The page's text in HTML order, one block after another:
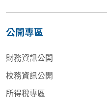
公開專區
財務資訊公開
校務資訊公開
所得稅專區